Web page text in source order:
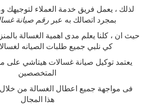
لذلك ، يعمل فريق خدمة العملاء
بمجرد اتصالك به عبررقم صيانة
حيث ان ، كلنا يعلم مدى اهمية الغسالة
كي نلبي جميع طلبات الصيانه
يعتمد توكيل صيانة غسالات هيتاشي على
المتخصصين
فى مواجهة جميع اعطال الغسالة من خلال
هذا المجال